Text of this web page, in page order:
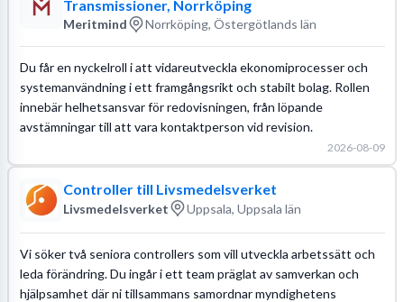
Transmissioner, Norrköping
Meritmind Norrköping, Östergötlands län
Du får en nyckelroll i att vidareutveckla ekonomiprocesser och
systemanvändning i ett framgångsrikt och stabilt bolag. Rollen
innebär helhetsansvar för redovisningen, från löpande
avstämningar till att vara kontaktperson vid revision.
2026-08-09
Controller till Livsmedelsverket
Livsmedelsverket Uppsala, Uppsala län
Vi söker två seniora controllers som vill utveckla arbetssätt och
leda förändring. Du ingår i ett team präglat av samverkan och
hjälpsamhet där ni tillsammans samordnar myndighetens